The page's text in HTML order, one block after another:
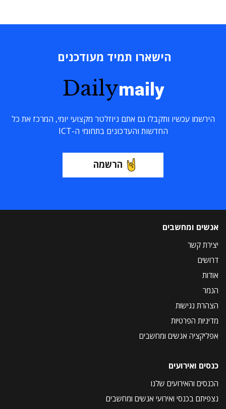
הישארו תמיד מעודכנים
Dailymaily
הירשמו עכשיו ותקבלו גם אתם ניוזלטר מקצועי יומי, המרכז את כל
החדשות והעדכונים בתחומי ה-ICT
הרשמה
אנשים ומחשבים
יצירת קשר
דרושים
אודות
הנמר
הצהרת נגישות
מדיניות הפרטיות
אפליקציה אנשים ומחשבים
כנסים ואירועים
הכנסים והאירועים שלנו
נצפיתם בכנסי ואירועי אנשים ומחשבים